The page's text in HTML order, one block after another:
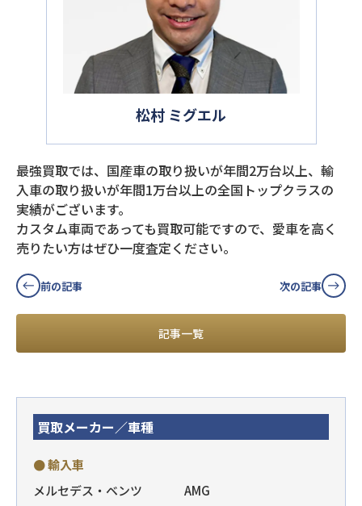
松村 ミグエル
最強買取では、国産車の取り扱いが年間2万台以上、輸
入車の取り扱いが年間1万台以上の全国トップクラスの
実績がございます。
カスタム車両であっても買取可能ですので、愛車を高く
売りたい方はぜひ一度査定ください。
前の記事
記事一覧
次の記事
買取メーカー／車種
● 輸入車
メルセデス・ベンツ
AMG